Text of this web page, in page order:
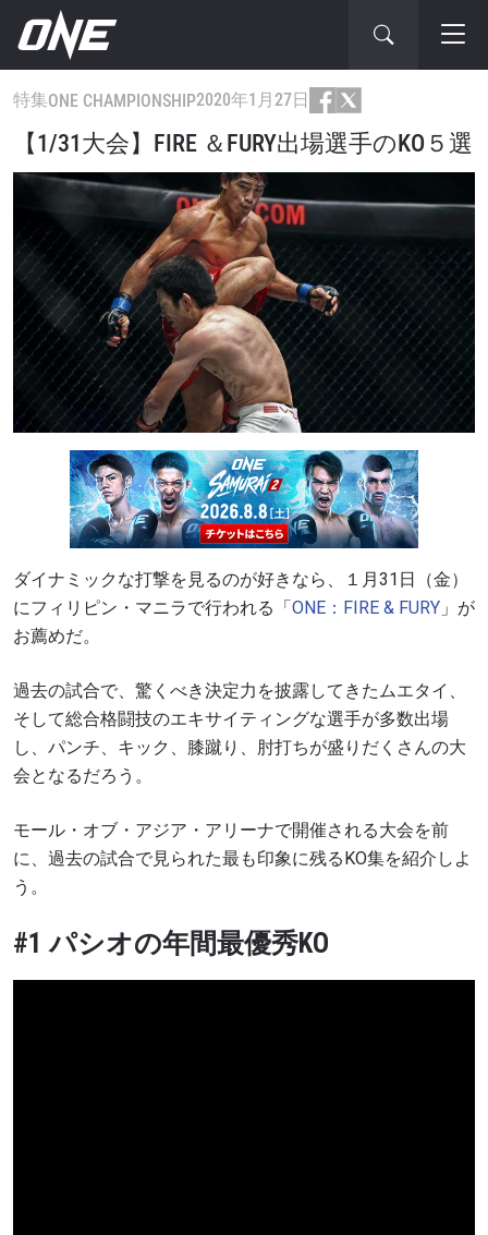
特集ONE CHAMPIONSHIP2020年1月27日
【1/31大会】FIRE ＆FURY出場選手のKO５選
ダイナミックな打撃を見るのが好きなら、１月31 日（金）
にフィリピン・マニラで行われる「ONE ： FIRE & FURY 」が
お薦めだ。
過去の試合で、驚くべき決定力を披露してきたムエタイ、
そして総合格闘技のエキサイティングな選手が多数出場
し、パンチ、キック、膝蹴り、肘打ちが盛りだくさんの大
会となるだろう。
モール・オブ・アジア・アリーナで開催される大会を前
に、過去の試合で見られた最も印象に残るKO集を紹介しよ
う。
#1 パシオの年間最優秀KO